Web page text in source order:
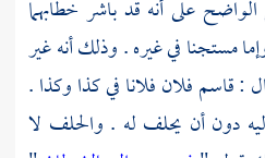
على أنه قد باشر خطابهما
مستجنا في غيره . وذلك أنه غير
: قاسم فلان فلانا في كذا وكذا .
دون أن يحلف له . والحلف لا